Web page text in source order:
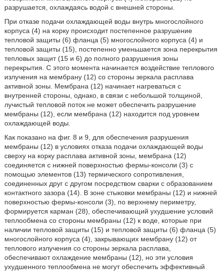
разрушается, охлаждаясь водой с внешней стороны.
При отказе подачи охлаждающей воды внутрь многослойного
корпуса (4) на корку происходит постепенное разрушение
тепловой защиты (6) фланца (5) многослойного корпуса (4) и
тепловой защиты (15), постепенно уменьшается зона перекрытия
тепловых защит (15 и 6) до полного разрушения зоны
перекрытия. С этого момента начинается воздействие теплового
излучения на мембрану (12) со стороны зеркала расплава
активной зоны. Мембрана (12) начинает нагреваться с
внутренней стороны, однако, в связи с небольшой толщиной,
лучистый тепловой поток не может обеспечить разрушение
мембраны (12), если мембрана (12) находится под уровнем
охлаждающей воды.
Как показано на фиг. 8 и 9, для обеспечения разрушения
мембраны (12) в условиях отказа подачи охлаждающей воды
сверху на корку расплава активной зоны, мембрана (12)
соединяется с нижней поверхностью фермы-консоли (3) с
помощью элементов (13) термического сопротивления,
соединенных друг с другом посредством сварки с образованием
контактного зазора (14). В зоне стыковки мембраны (12) и нижней
поверхностью фермы-консоли (3), по верхнему периметру,
формируется карман (28), обеспечивающий ухудшение условий
теплообмена со стороны мембраны (12) к воде, которые при
наличии тепловой защиты (15) и тепловой защиты (6) фланца (5)
многослойного корпуса (4), закрывающих мембрану (12) от
теплового излучения со стороны зеркала расплава,
обеспечивают охлаждение мембраны (12), но эти условия
ухудшенного теплообмена не могут обеспечить эффективный